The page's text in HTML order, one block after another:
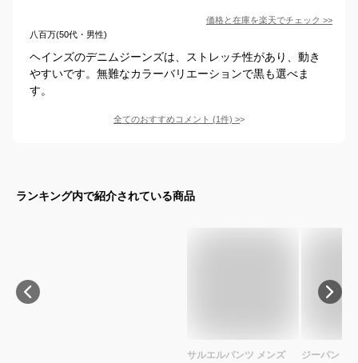
価格と在庫を楽天でチェック >>
八百万(50代・男性)
ヘインズのデニムジーンズは、ストレッチ性があり、動き
やすいです。無難なカラーバリエーションで黒も選べま
す。
全てのおすすめコメント (1件) >
ランキング内で紹介されている商品
サルエルパンツ メンズ
ジーパン メ